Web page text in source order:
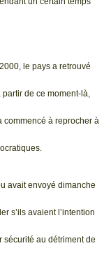
le pays a retrouvé
de ce moment-là,
commencé à reprocher à
avait envoyé dimanche
s’ils avaient l’intention
sécurité au détriment de